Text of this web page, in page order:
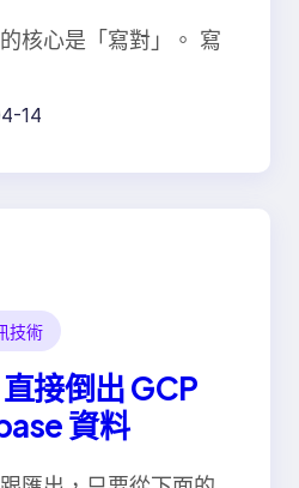
核心是「寫對」。 寫
14
技術
接倒出 GCP
資料